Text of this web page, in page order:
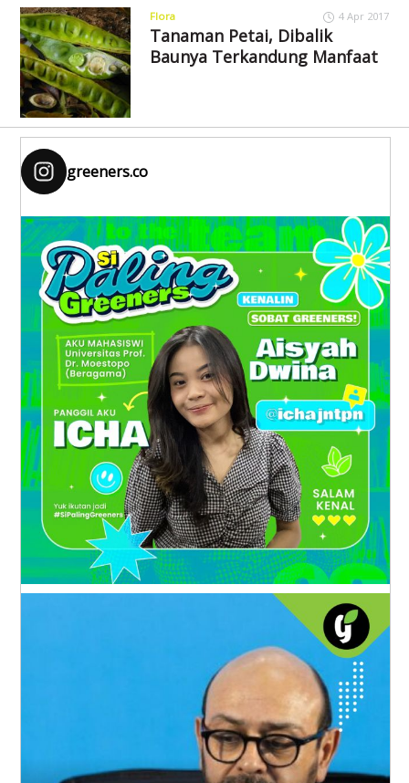
Flora 4 Apr 2017
Tanaman Petai, Dibalik
Baunya Terkandung Manfaat
greeners.co